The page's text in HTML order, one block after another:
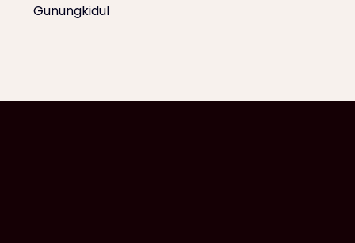
Gunungkidul